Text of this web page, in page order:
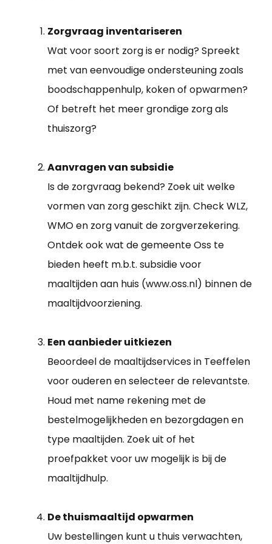
Zorgvraag inventariseren
Wat voor soort zorg is er nodig? Spreekt
met van eenvoudige ondersteuning zoals
boodschappenhulp, koken of opwarmen?
Of betreft het meer grondige zorg als
thuiszorg?
Aanvragen van subsidie
Is de zorgvraag bekend? Zoek uit welke
vormen van zorg geschikt zijn. Check WLZ,
WMO en zorg vanuit de zorgverzekering.
Ontdek ook wat de gemeente Oss te
bieden heeft m.b.t. subsidie voor
maaltijden aan huis (www.oss.nl) binnen de
maaltijdvoorziening.
Een aanbieder uitkiezen
Beoordeel de maaltijdservices in Teeffelen
voor ouderen en selecteer de relevantste.
Houd met name rekening met de
bestelmogelijkheden en bezorgdagen en
type maaltijden. Zoek uit of het
proefpakket voor uw mogelijk is bij de
maaltijdhulp.
De thuismaaltijd opwarmen
Uw bestellingen kunt u thuis verwachten,